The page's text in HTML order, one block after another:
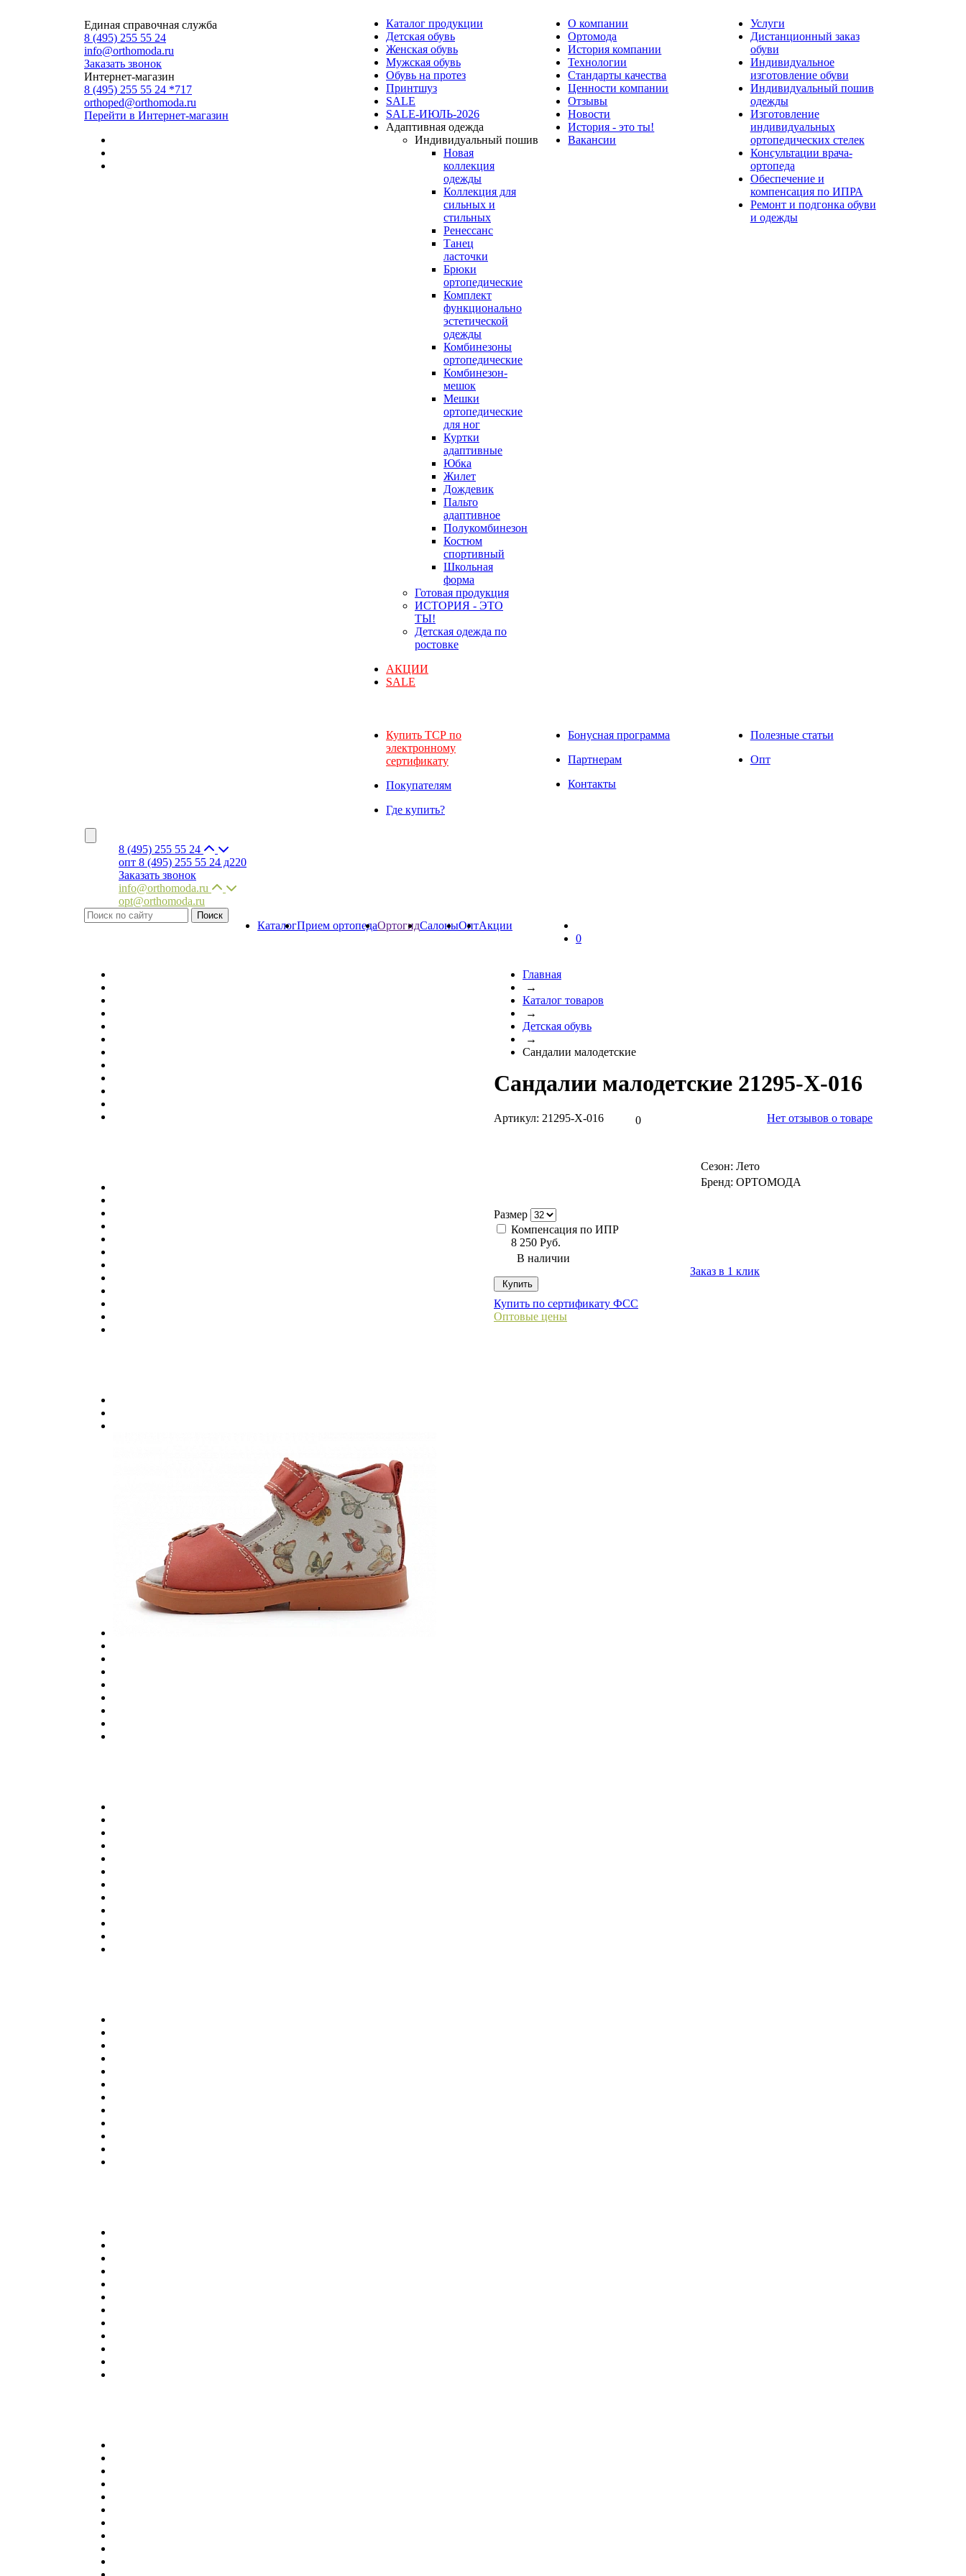
Единая справочная служба
8 (495) 255 55 24
info@orthomoda.ru
Заказать звонок
Интернет-магазин
8 (495) 255 55 24 *717
orthoped@orthomoda.ru
Перейти в Интернет-магазин
Каталог продукции
Детская обувь
Женская обувь
Мужская обувь
Обувь на протез
Принтшуз
SALE
SALE-ИЮЛЬ-2026
Адаптивная одежда
Индивидуальный пошив
Новая
коллекция
одежды
Коллекция для
сильных и
стильных
Ренессанс
Танец
ласточки
Брюки
ортопедические
Комплект
функционально
эстетической
одежды
Комбинезоны
ортопедические
Комбинезон-
мешок
Мешки
ортопедические
для ног
Куртки
адаптивные
Юбка
Жилет
Дождевик
Пальто
адаптивное
Полукомбинезон
Костюм
спортивный
Школьная
форма
Готовая продукция
ИСТОРИЯ - ЭТО
ТЫ!
Детская одежда по
ростовке
АКЦИИ
SALE
О компании
Ортомода
История компании
Технологии
Стандарты качества
Ценности компании
Отзывы
Новости
История - это ты!
Вакансии
Услуги
Дистанционный заказ
обуви
Индивидуальное
изготовление обуви
Индивидуальный пошив
одежды
Изготовление
индивидуальных
ортопедических стелек
Консультации врача-
ортопеда
Обеспечение и
компенсация по ИПРА
Ремонт и подгонка обуви
и одежды
Купить ТСР по
электронному
сертификату
Покупателям
Где купить?
Бонусная программа
Партнерам
Контакты
Полезные статьи
Опт
8 (495) 255 55 24
опт 8 (495) 255 55 24 д220
Заказать звонок
info@orthomoda.ru
opt@orthomoda.ru
КаталогПрием ортопедаОртогидСалоныОптАкции
0
Главная
→
Каталог товаров
→
Детская обувь
→
Сандалии малодетские
Сандалии малодетские 21295-Х-016
Артикул: 21295-Х-016 0 Нет отзывов о товаре
Сезон: Лето
Бренд: ОРТОМОДА
Размер
Компенсация по ИПР
8 250 Руб.
В наличии
Купить
Заказ в 1 клик
Купить по сертификату ФСС
Оптовые цены